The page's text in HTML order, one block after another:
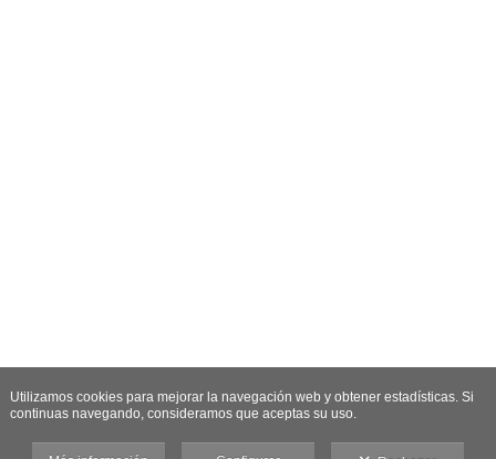
Utilizamos cookies para mejorar la navegación web y obtener estadísticas. Si
continuas navegando, consideramos que aceptas su uso.